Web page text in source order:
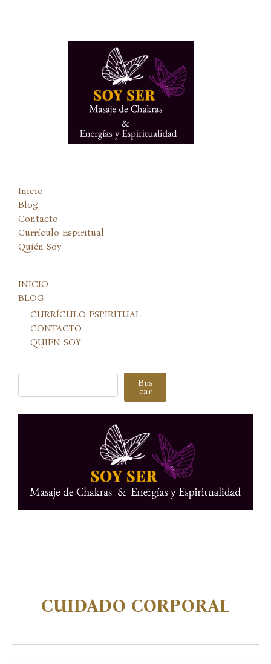
Inicio
Blog
Contacto
Currículo Espiritual
Quién Soy
INICIO
BLOG
CURRÍCULO ESPIRITUAL
CONTACTO
QUIEN SOY
Buscar Bus
car
CUIDADO CORPORAL